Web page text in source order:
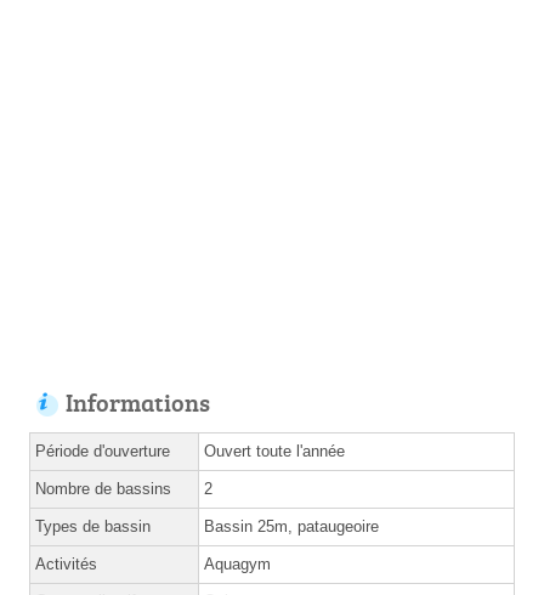
Informations
Période d'ouverture Ouvert toute l'année
Nombre de bassins 2
Types de bassin Bassin 25m, pataugeoire
Activités Aquagym